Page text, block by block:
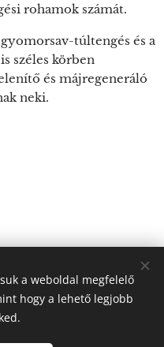
rohamok számát.
túltengés és a
széles körben
és májregeneráló
neki.
a weboldal megfelelő
hogy a lehető legjobb